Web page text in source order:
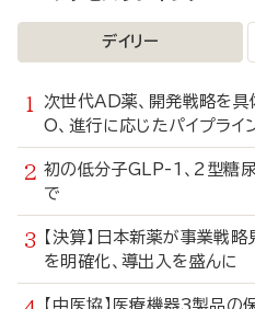
デイリー
次世代AD薬、開発戦略を
O、進行に応じたパイプライ
初の低分子GLP-1、2型糖
で
【決算】日本新薬が事業
を明確化、導出入を盛んに
【中医協】医療機器3製品